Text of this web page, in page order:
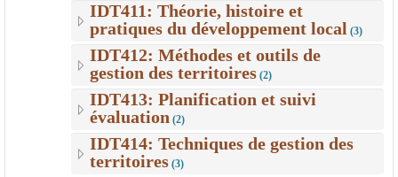
IDT411: Théorie, histoire et
pratiques du développement local (3)
IDT412: Méthodes et outils de
gestion des territoires (2)
IDT413: Planification et suivi
évaluation (2)
IDT414: Techniques de gestion des
territoires (3)